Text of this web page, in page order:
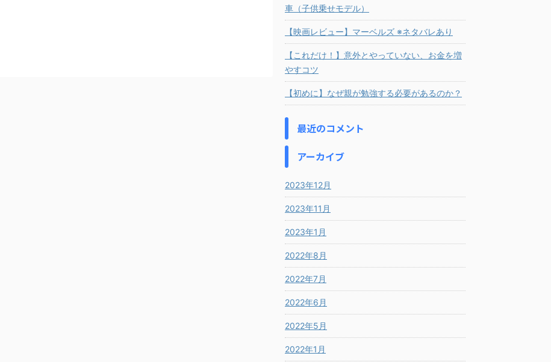
車（子供乗せモデル）
【映画レビュー】マーベルズ ※ネタバレあり
【これだけ！】意外とやっていない、お金を増
やすコツ
【初めに】なぜ親が勉強する必要があるのか？
最近のコメント
アーカイブ
2023年12月
2023年11月
2023年1月
2022年8月
2022年7月
2022年6月
2022年5月
2022年1月